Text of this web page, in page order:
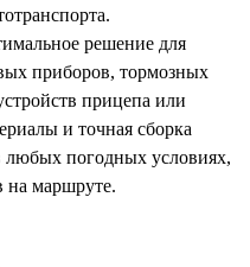
решение для
приборов, тормозных
прицепа или
и точная сборка
любых погодных условиях,
на маршруте.